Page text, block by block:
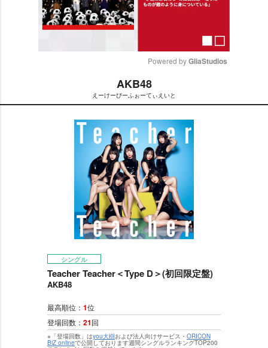
t
e
Powered by GliaStudios
AKB48
えーけーびーふぉーてぃえいと
シングル
Teacher Teacher＜Type D＞(初回限定盤)
AKB48
最高順位： 1位
登場回数： 21回
※「登場回数」はyou大樹および法人向けサービス・ ORICON
BiZ onlineで公開しております週間シングルランキングTOP200